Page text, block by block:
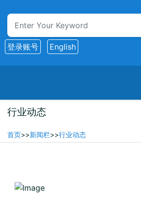
登录账号 English
行业动态
首页>>新闻栏>>行业动态